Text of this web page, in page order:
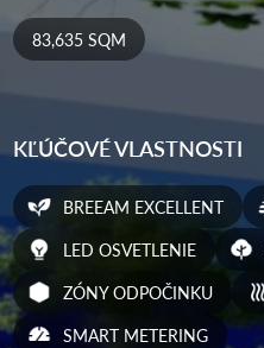
83,635 SQM
KĽÚČOVÉ VLASTNOSTI
BREEAM EXCELLENT
LED OSVETLENIE
ZÓNY ODPOČINKU
SMART METERING